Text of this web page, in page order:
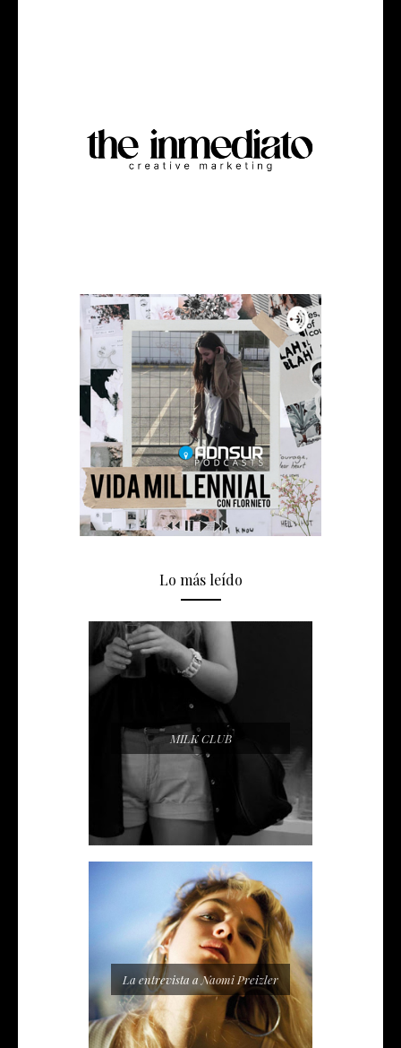
Lo más leído
MILK CLUB
La entrevista a Naomi Preizler